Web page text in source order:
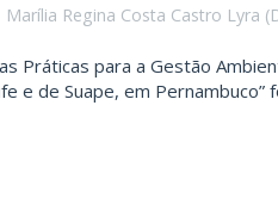
Marília Regina Costa Castro Lyra (
Práticas para a Gestão
e de Suape, em Pernambuco”